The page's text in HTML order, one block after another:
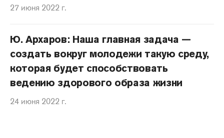
27 июня 2022 г.
Ю. Архаров: Наша главная задача —
создать вокруг молодежи такую среду,
которая будет способствовать
ведению здорового образа жизни
24 июня 2022 г.